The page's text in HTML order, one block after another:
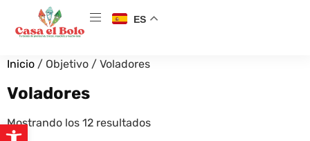
ES
Inicio / Objetivo / Voladores
Voladores
Mostrando los 12 resultados